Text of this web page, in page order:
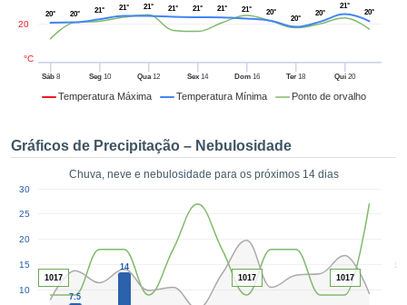
forma
digital
fornecer-
de alta
custo.
botão
CONTINUAR
CONFIGURAÇÕES
Temperatura Máxima Temperatura Mínima Ponto de orvalho
Sáb8 Seg10 Qua12 Sex 14 Dom16 Ter 18 Qui 20
20
°C
20° 20° 21° 21° 21° 21° 21° 21° 21° 20°
20°
20°
21°
20°
Gráficos de Precipitação – Nebulosidade
Chuva, neve e nebulosidade para os próximos 14 dias
50
10
15
20
25
30
7.5
14
1017 1017 1017